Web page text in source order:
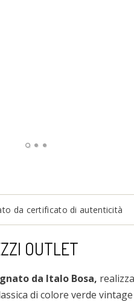
da certificato di autenticità
OUTLET
da Italo Bosa,
di colore verde